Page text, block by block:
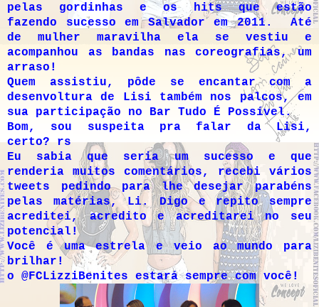
pelas gordinhas e os hits que estão
fazendo sucesso em Salvador em 2011. Até
de mulher maravilha ela se vestiu e
acompanhou as bandas nas coreografias, um
arraso!
Quem assistiu, pôde se encantar com a
desenvoltura de Lisi também nos palcos, em
sua participação no Bar Tudo É Possível.
Bom, sou suspeita pra falar da Lisi,
certo? rs
Eu sabia que seria um sucesso e que
renderia muitos comentários, recebi vários
tweets pedindo para lhe desejar parabéns
pelas matérias, Li. Digo e repito sempre
acreditei, acredito e acreditarei no seu
potencial!
Você é uma estrela e veio ao mundo para
brilhar!
o @FCLizziBenites estará sempre com você!